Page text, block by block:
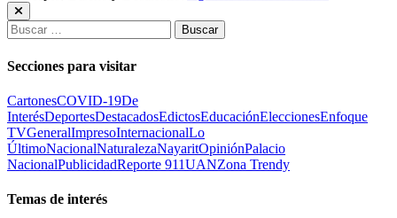
Buscar:
Secciones para visitar
CartonesCOVID-19De
InterésDeportesDestacadosEdictosEducaciónEleccionesEnfoque
TVGeneralImpresoInternacionalLo
ÚltimoNacionalNaturalezaNayaritOpiniónPalacio
NacionalPublicidadReporte 911UANZona Trendy
Temas de interés